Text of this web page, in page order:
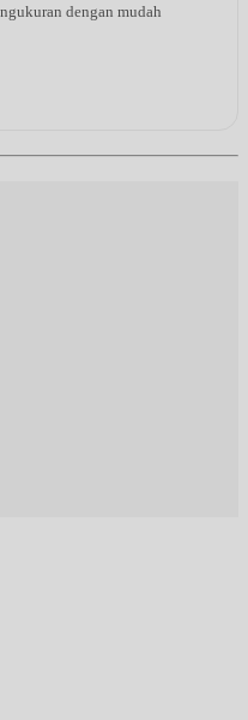
dengan mudah